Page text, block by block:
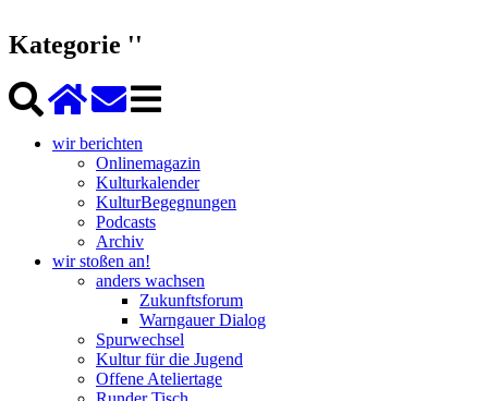
Kategorie ''
wir berichten
Onlinemagazin
Kulturkalender
KulturBegegnungen
Podcasts
Archiv
wir stoßen an!
anders wachsen
Zukunftsforum
Warngauer Dialog
Spurwechsel
Kultur für die Jugend
Offene Ateliertage